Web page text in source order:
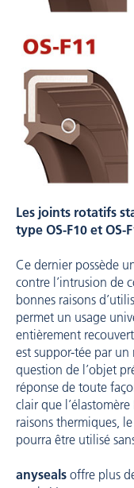
Les joints rotatifs
type OS-F10 et OS-
Ce dernier possède
contre l’intrusion de
bonnes raisons
permet un usage
entièrement
est suppor-tée par un
question de l’objet
réponse de toute
clair que
raisons thermiques,
pourra être utilisé
anyseals offre plus